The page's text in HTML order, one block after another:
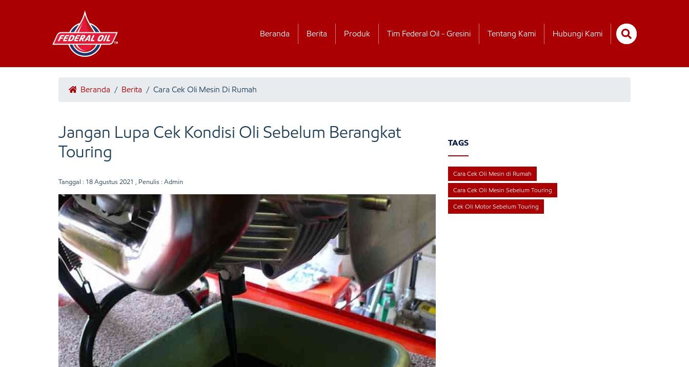
Beranda Berita Produk Tim Federal Oil - Gresini Tentang Kami Hubungi Kami
Beranda / Berita / Cara Cek Oli Mesin Di Rumah
Jangan Lupa Cek Kondisi Oli Sebelum Berangkat
Touring
Tanggal : 18 Agustus 2021 , Penulis : Admin
TAGS
Cara Cek Oli Mesin di Rumah
Cara Cek Oli Mesin Sebelum Touring
Cek Oli Motor Sebelum Touring